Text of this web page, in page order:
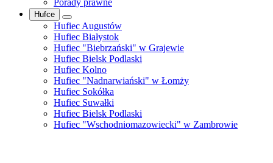
Porady prawne
Hufce
Hufiec Augustów
Hufiec Białystok
Hufiec "Biebrzański" w Grajewie
Hufiec Bielsk Podlaski
Hufiec Kolno
Hufiec "Nadnarwiański" w Łomży
Hufiec Sokółka
Hufiec Suwałki
Hufiec Bielsk Podlaski
Hufiec "Wschodniomazowiecki" w Zambrowie